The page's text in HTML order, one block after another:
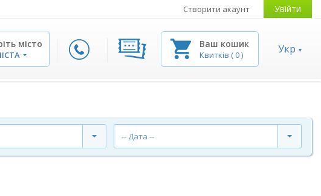
Створити акаунт Увійти
місто Ваш кошик
Квитків (0) Укр
-- Дата --